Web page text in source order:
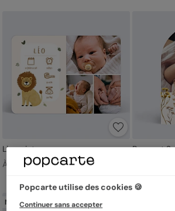
Lion picto
À partir de 1,19 €
Bouquet
Nouveau
Popcarte utilise des cookies 🍪
Continuer sans accepter